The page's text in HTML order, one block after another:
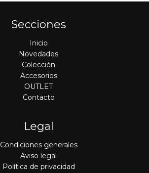
Secciones
Inicio
Novedades
Colección
Accesorios
OUTLET
Contacto
Legal
Condiciones generales
Aviso legal
Política de privacidad